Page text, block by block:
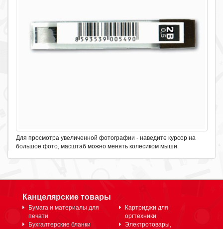
Для просмотра увеличенной фотографии - наведите курсор на
большое фото, масштаб можно менять колесиком мыши.
Канцелярские товары
Бумага и материалы для
печати
Бухгалтерские бланки
Картриджи для
оргтехники
Электротовары,